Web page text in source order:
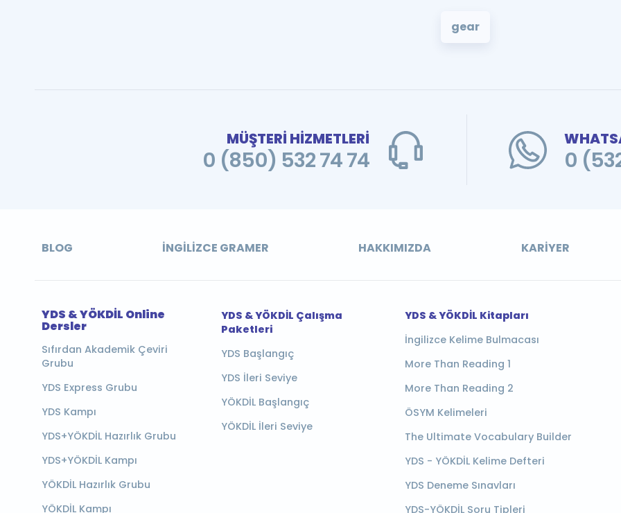
gear
MÜŞTERİ HİZMETLERİ
0 (850) 532 74 74 0
BLOG İNGILIZCE GRAMER HAKKIMIZDA KARIYER
YDS & YÖKDİL Online
Dersler
Sıfırdan Akademik Çeviri
Grubu
YDS Express Grubu
YDS Kampı
YDS+YÖKDİL Hazırlık Grubu
YDS+YÖKDİL Kampı
YÖKDİL Hazırlık Grubu
YÖKDİL Kampı
YDS & YÖKDİL Çalışma
Paketleri
YDS Başlangıç
YDS İleri Seviye
YÖKDİL Başlangıç
YÖKDİL İleri Seviye
YDS & YÖKDİL Kitapları
İngilizce Kelime Bulmacası
More Than Reading 1
More Than Reading 2
ÖSYM Kelimeleri
The Ultimate Vocabulary Builder
YDS - YÖKDİL Kelime Defteri
YDS Deneme Sınavları
YDS-YÖKDİL Soru Tipleri